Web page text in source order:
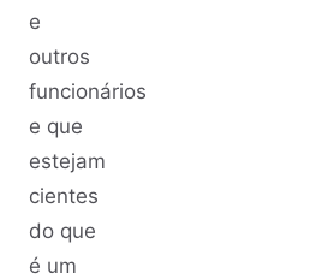
e
outros
funcionários
e que
estejam
cientes
do que
é um